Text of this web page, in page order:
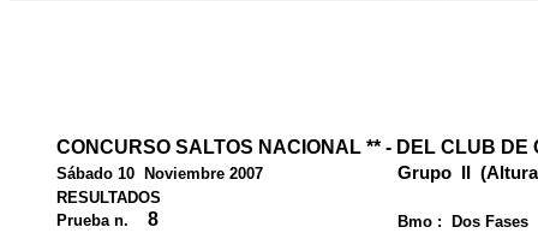
CONCURSO SALTOS NACIONAL ** - DEL CLUB DE
Sábado 10 Noviembre 2007 Grupo
RESULTADOS
Prueba n.
8 Bmo : Dos Fases